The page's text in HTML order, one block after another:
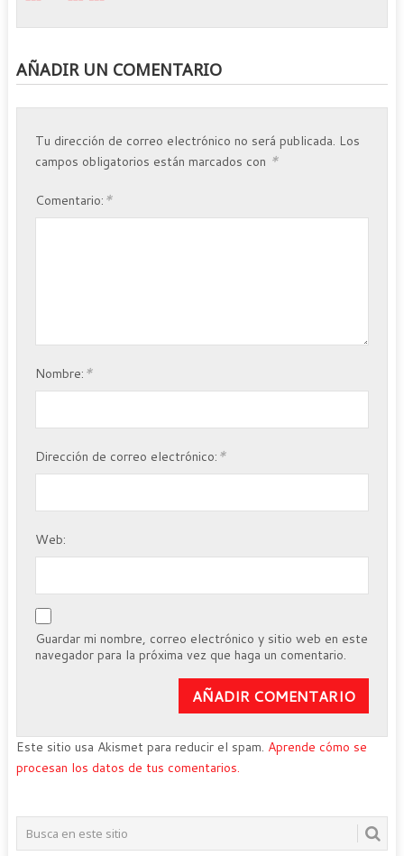
AÑADIR UN COMENTARIO
Tu dirección de correo electrónico no será publicada. Los
campos obligatorios están marcados con *
Comentario: *
Nombre: *
Dirección de correo electrónico: *
Web:
Guardar mi nombre, correo electrónico y sitio web en este
navegador para la próxima vez que haga un comentario.
Este sitio usa Akismet para reducir el spam. Aprende cómo se
procesan los datos de tus comentarios.